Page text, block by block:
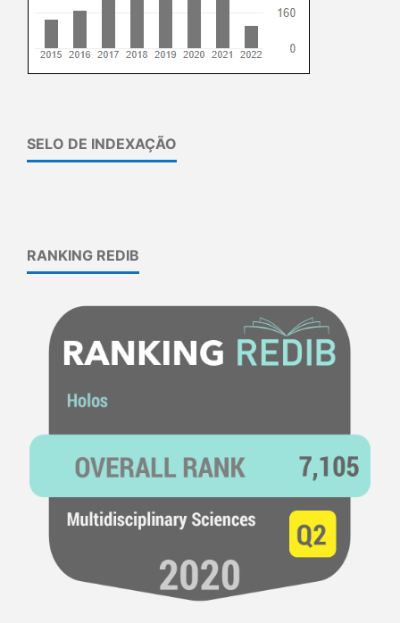
SELO DE INDEXAÇÃO
RANKING REDIB